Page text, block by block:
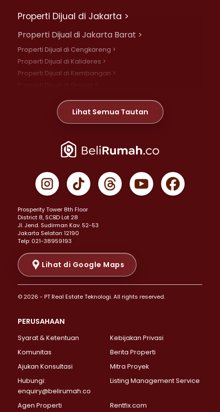
Properti Dijual di Jakarta >
Properti Dijual di Jakarta Barat >
Properti Dijual di Cengkareng >
Properti Dijual di Kalideres >
Properti Dijual di Kembangan >
Properti Dijual di Meruya >
Properti Dijual di Jelambar >
Properti Dijual di Jakarta Pusat >
Properti Dijual di Gambir >
Properti Dijual di Johar Baru >
Properti Dijual di Menteng >
Properti Dijual di Senen >
Properti Dijual di Tanah Abang >
Properti Dijual di Cikini >
Properti Dijual di Kramat >
Properti Dijual di Pasar Baru >
Properti Dijual di Bendungan Hilir >
Properti Dijual di Jakarta Selatan >
Properti Dijual di Lebak Bulus >
Properti Dijual di Gandaria Selatan >
Properti Dijual di Pondok Labu >
Properti Dijual di Lenteng Agung >
Properti Dijual di Senayan >
Properti Dijual di Pondok Pinang >
Lihat Semua Tautan
Prosperity Tower 8th Floor
District 8, SCBD Lot 28
JI. Jend. Sudirman Kav. 52-53
Jakarta Selatan 12190
Telp: 021-38959193
Lihat di Google Maps
© 2026 - PT Real Estate Teknologi. All rights reserved.
PERUSAHAAN
Syarat & Ketentuan
Kebijakan Privasi
Komunitas
Berita Properti
Ajukan Konsultasi
Mitra Proyek
Hubungi:
enquiry@belirumah.co
Listing Management Service
Agen Properti Rentfix.com